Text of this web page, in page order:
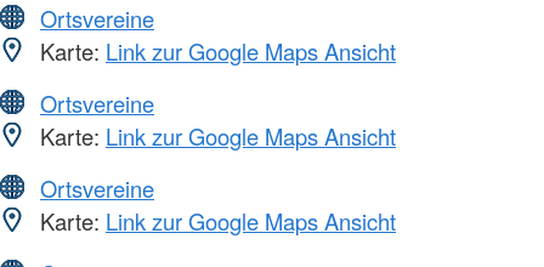
Ortsvereine
Karte: Link zur Google Maps Ansicht
Ortsvereine
Karte: Link zur Google Maps Ansicht
Ortsvereine
Karte: Link zur Google Maps Ansicht